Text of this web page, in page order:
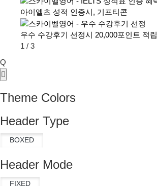
아이엘츠 성적 인증시, 기프티콘
우수 수강후기 선정시 20,000포인트 적립
1 / 3
Q
Theme Colors
Header Type
Header Mode